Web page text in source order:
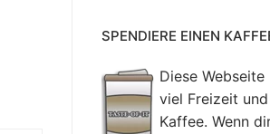
SPENDIERE EINEN
Diese
viel Freizeit und
Kaffee. Wenn